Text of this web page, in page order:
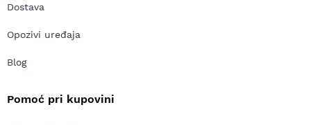
Dostava
Opozivi uređaja
Blog
Pomoć pri kupovini